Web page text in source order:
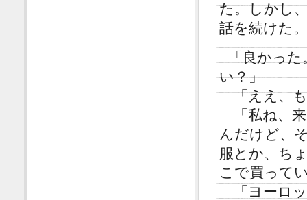
た。しかし
話を続けた。
「良かっ
い？」
「ええ、も
「私ね、来
んだけど、
服とか、ち
こで買って
「ヨーロ